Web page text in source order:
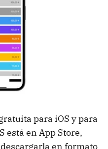
para iOS y para
está en App Store,
en formato